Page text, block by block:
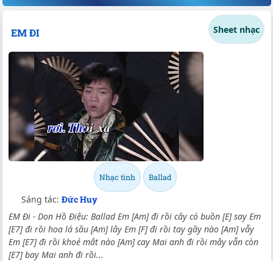
EM ĐI Sheet nhạc
Nhạc tình Ballad
Sáng tác: Đức Huy
EM Đi - Don Hồ Điệu: Ballad Em [Am] đi rồi cây có buồn [E] say Em
[E7] đi rồi hoa lá sầu [Am] lây Em [F] đi rồi tay gầy nào [Am] vẫy
Em [E7] đi rồi khoé mắt nào [Am] cay Mai anh đi rồi mây vẫn còn
[E7] bay Mai anh đi rồi...